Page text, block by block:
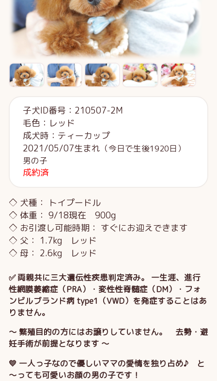
子犬ID番号：210507-2M
毛色：レッド
成犬時：ティーカップ
2021/05/07生まれ （今日で生後1920日）
男の子
成約済
◇ 犬種： トイプードル
◇ 体重： 9/18現在 900g
◇ お引渡し可能時期： すぐにお迎えできます
◇ 父： 1.7kg レッド
◇ 母： 2.6kg レッド
✅ 両親共に三大遺伝性疾患判定済み。 一生涯、進行
性網膜萎縮症（PRA）・変性性脊髄症（DM）・フォ
ンビルブランド病 type1（VWD）を発症することはあ
りません。
～ 繁殖目的の方にはお譲りしていません。 去勢・避
妊手術が前提となります ～
💛 一人っ子なので優しいママの愛情を独り占め♪ と
～っても可愛いお顔の男の子です！